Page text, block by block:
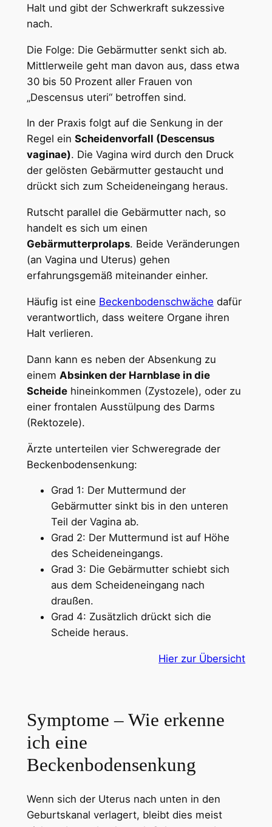
Halt und gibt der Schwerkraft sukzessive
nach.
Die Folge: Die Gebärmutter senkt sich ab.
Mittlerweile geht man davon aus, dass etwa
30 bis 50 Prozent aller Frauen von
„Descensus uteri“ betroffen sind.
In der Praxis folgt auf die Senkung in der
Regel ein Scheidenvorfall (Descensus
vaginae). Die Vagina wird durch den Druck
der gelösten Gebärmutter gestaucht und
drückt sich zum Scheideneingang heraus.
Rutscht parallel die Gebärmutter nach, so
handelt es sich um einen
Gebärmutterprolaps. Beide Veränderungen
(an Vagina und Uterus) gehen
erfahrungsgemäß miteinander einher.
Häufig ist eine Beckenbodenschwäche dafür
verantwortlich, dass weitere Organe ihren
Halt verlieren.
Dann kann es neben der Absenkung zu
einem Absinken der Harnblase in die
Scheidehineinkommen (Zystozele), oder zu
einer frontalen Ausstülpung des Darms
(Rektozele).
Ärzte unterteilen vier Schweregrade der
Beckenbodensenkung:
Grad 1: Der Muttermund der
Gebärmutter sinkt bis in den unteren
Teil der Vagina ab.
Grad 2: Der Muttermund ist auf Höhe
des Scheideneingangs.
Grad 3: Die Gebärmutter schiebt sich
aus dem Scheideneingang nach
draußen.
Grad 4: Zusätzlich drückt sich die
Scheide heraus.
Hier zur Übersicht
Symptome – Wie erkenne
ich eine
Beckenbodensenkung
Wenn sich der Uterus nach unten in den
Geburtskanal verlagert, bleibt dies meist